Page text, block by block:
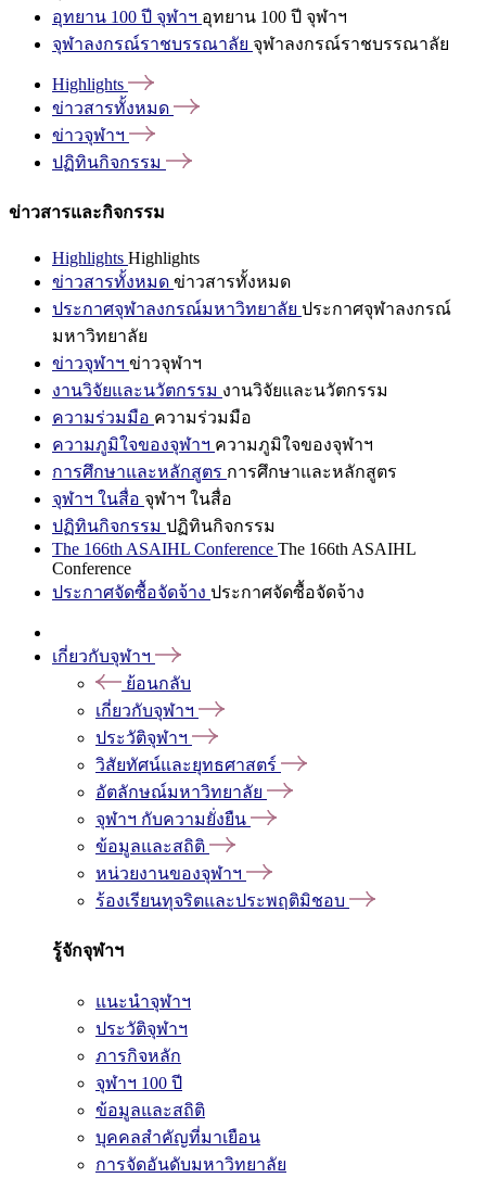
อุทยาน 100 ปี จุฬาฯ อุทยาน 100 ปี จุฬาฯ
จุฬาลงกรณ์ราชบรรณาลัย จุฬาลงกรณ์ราชบรรณาลัย
Highlights
ข่าวสารทั้งหมด
ข่าวจุฬาฯ
ปฏิทินกิจกรรม
ข่าวสารและกิจกรรม
Highlights Highlights
ข่าวสารทั้งหมด ข่าวสารทั้งหมด
ประกาศจุฬาลงกรณ์มหาวิทยาลัย ประกาศจุฬาลงกรณ์
มหาวิทยาลัย
ข่าวจุฬาฯ ข่าวจุฬาฯ
งานวิจัยและนวัตกรรม งานวิจัยและนวัตกรรม
ความร่วมมือ ความร่วมมือ
ความภูมิใจของจุฬาฯ ความภูมิใจของจุฬาฯ
การศึกษาและหลักสูตร การศึกษาและหลักสูตร
จุฬาฯ ในสื่อ จุฬาฯ ในสื่อ
ปฏิทินกิจกรรม ปฏิทินกิจกรรม
The 166th ASAIHL Conference The 166th ASAIHL
Conference
ประกาศจัดซื้อจัดจ้าง ประกาศจัดซื้อจัดจ้าง
เกี่ยวกับจุฬาฯ
ย้อนกลับ
เกี่ยวกับจุฬาฯ
ประวัติจุฬาฯ
วิสัยทัศน์และยุทธศาสตร์
อัตลักษณ์มหาวิทยาลัย
จุฬาฯ กับความยั่งยืน
ข้อมูลและสถิติ
หน่วยงานของจุฬาฯ
ร้องเรียนทุจริตและประพฤติมิชอบ
รู้จักจุฬาฯ
แนะนำจุฬาฯ
ประวัติจุฬาฯ
ภารกิจหลัก
จุฬาฯ 100 ปี
ข้อมูลและสถิติ
บุคคลสำคัญที่มาเยือน
การจัดอันดับมหาวิทยาลัย